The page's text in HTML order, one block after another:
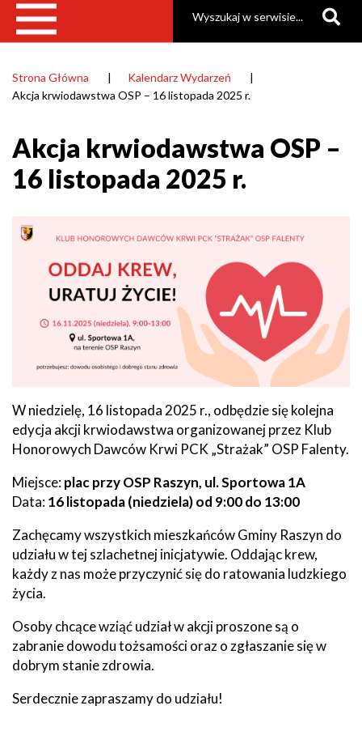
Ścieżka
Strona Główna
Kalendarz Wydarzeń
Akcja krwiodawstwa OSP – 16 listopada 2025 r.
Akcja krwiodawstwa OSP –
16 listopada 2025 r.
W niedzielę, 16 listopada 2025 r., odbędzie się kolejna
edycja akcji krwiodawstwa organizowanej przez Klub
Honorowych Dawców Krwi PCK „Strażak” OSP Falenty.
Miejsce:plac przy OSP Raszyn, ul. Sportowa 1A
Data:16 listopada (niedziela) od 9:00 do 13:00
Zachęcamy wszystkich mieszkańców Gminy Raszyn do
udziału w tej szlachetnej inicjatywie. Oddając krew,
każdy z nas może przyczynić się do ratowania ludzkiego
życia.
Osoby chcące wziąć udział w akcji proszone są o
zabranie dowodu tożsamości oraz o zgłaszanie się w
dobrym stanie zdrowia.
Serdecznie zapraszamy do udziału!